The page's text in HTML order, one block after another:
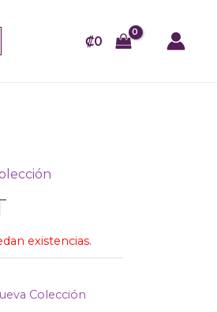
₡0
existencias.
Colección